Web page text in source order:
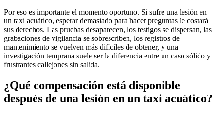
Por eso es importante el momento oportuno. Si sufre una lesión en
un taxi acuático, esperar demasiado para hacer preguntas le costará
sus derechos. Las pruebas desaparecen, los testigos se dispersan, las
grabaciones de vigilancia se sobrescriben, los registros de
mantenimiento se vuelven más difíciles de obtener, y una
investigación temprana suele ser la diferencia entre un caso sólido y
frustrantes callejones sin salida.
¿Qué compensación está disponible
después de una lesión en un taxi acuático?